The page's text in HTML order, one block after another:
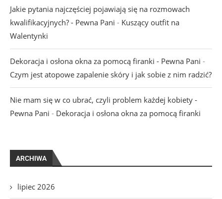
Jakie pytania najczęściej pojawiają się na rozmowach
kwalifikacyjnych? - Pewna Pani - Kuszący outfit na
Walentynki
Dekoracja i osłona okna za pomocą firanki - Pewna Pani -
Czym jest atopowe zapalenie skóry i jak sobie z nim radzić?
Nie mam się w co ubrać, czyli problem każdej kobiety -
Pewna Pani - Dekoracja i osłona okna za pomocą firanki
ARCHIWA
lipiec 2026